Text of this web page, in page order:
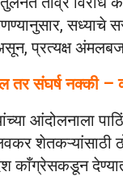
प्रत्यक्ष
तर संघर्ष नक्की –
आंदोलनाला
शेतकऱ्यांसाठी
काँग्रेसकडून